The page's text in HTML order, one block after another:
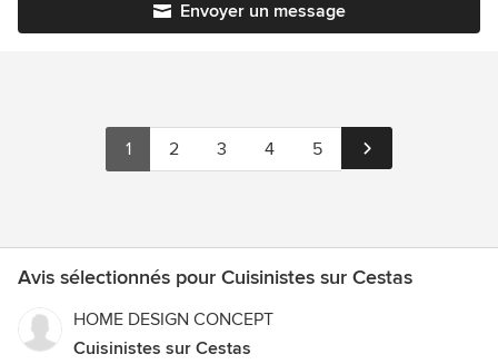
Envoyer un message
1 2 3 4 5
Avis sélectionnés pour Cuisinistes sur Cestas
HOME DESIGN CONCEPT
Cuisinistes sur Cestas